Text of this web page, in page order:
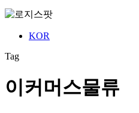
KOR
Tag
이커머스물류